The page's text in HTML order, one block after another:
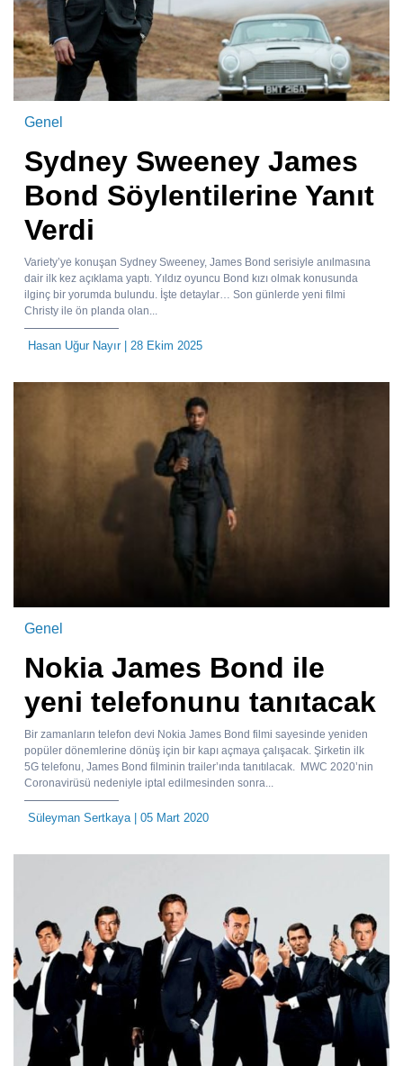
Genel
Sydney Sweeney James
Bond Söylentilerine Yanıt
Verdi
Variety’ye konuşan Sydney Sweeney, James Bond serisiyle anılmasına
dair ilk kez açıklama yaptı. Yıldız oyuncu Bond kızı olmak konusunda
ilginç bir yorumda bulundu. İşte detaylar… Son günlerde yeni filmi
Christy ile ön planda olan...
Hasan Uğur Nayır| 28 Ekim 2025
Genel
Nokia James Bond ile
yeni telefonunu tanıtacak
Bir zamanların telefon devi Nokia James Bond filmi sayesinde yeniden
popüler dönemlerine dönüş için bir kapı açmaya çalışacak. Şirketin ilk
5G telefonu, James Bond filminin trailer’ında tanıtılacak. MWC 2020’nin
Coronavirüsü nedeniyle iptal edilmesinden sonra...
Süleyman Sertkaya| 05 Mart 2020